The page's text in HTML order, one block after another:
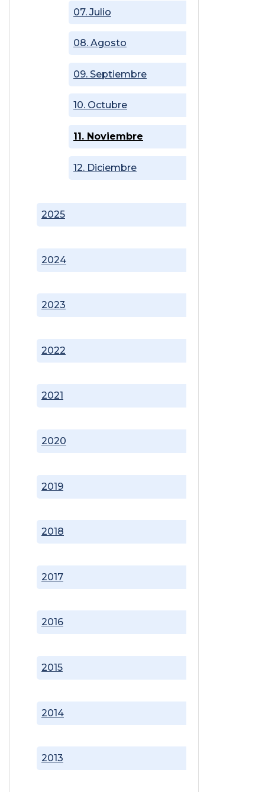
2013
2014
2015
2016
2017
2018
2019
2020
2021
2022
2023
2024
2025
07. Julio
08. Agosto
09. Septiembre
10. Octubre
11. Noviembre
12. Diciembre